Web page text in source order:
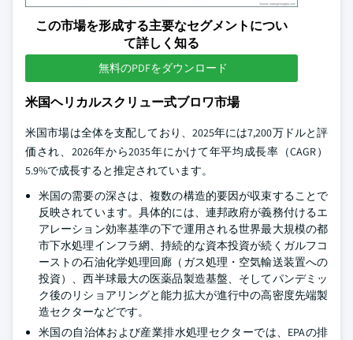
この市場を形成する主要なセグメントについ
て詳しく知る
無料のPDFをダウンロード
米国ヘリカルスクリュー式ブロワ市場
米国市場は全体を支配しており、2025年には7,200万ドルと評
価され、2026年から2035年にかけて年平均成長率（CAGR）
5.9%で成長すると推定されています。
米国の需要の深さは、複数の構造的要因が収束することで
反映されています。具体的には、連邦政府が義務付けるエ
アレーション効率基準の下で運用される世界最大規模の都
市下水処理インフラ網、持続的な資本投資が続くガルフコ
ーストの石油化学処理回廊（ガス処理・空気輸送装置への
投資）、西半球最大の医薬品製造基盤、そしてパンデミッ
ク後のリショアリングと能力拡大が進行中の高密度先端製
造セクターなどです。
米国の自治体および産業排水処理セクターでは、EPAの排